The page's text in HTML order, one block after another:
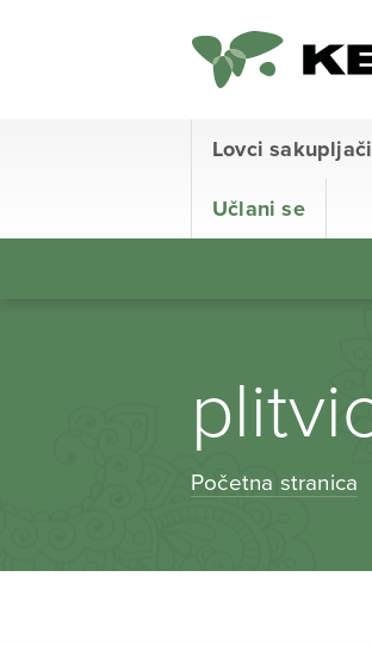
Lovci sakupljači
Učlani se
Početna stranica